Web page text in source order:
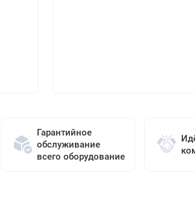
Гарантийное
обслуживание
всего оборудование